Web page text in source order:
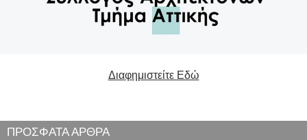
Διαφημιστείτε Εδώ
ΠΡΟΣΦΑΤΑ ΑΡΘΡΑ